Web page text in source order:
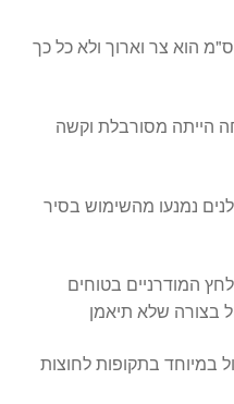
הורגלנו שסיר לחץ הוא בקוטר 22 ס"מ הוא צר וארוך ולא כל כך
הייתה מסורבלת וקשה
נמנעו מהשימוש בסיר
המודרניים בטוחים
בצורה שלא תיאמן
במיוחד בתקופות לחוצות